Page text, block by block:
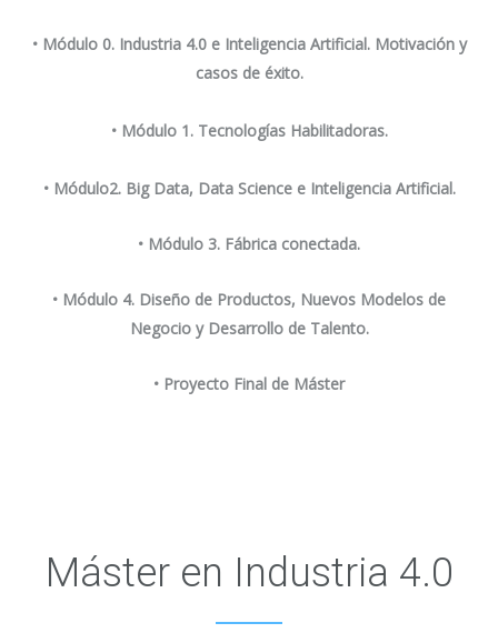
• Módulo 0. Industria 4.0 e Inteligencia Artificial. Motivación y
casos de éxito.
• Módulo 1. Tecnologías Habilitadoras.
• Módulo2. Big Data, Data Science e Inteligencia Artificial.
• Módulo 3. Fábrica conectada.
• Módulo 4. Diseño de Productos, Nuevos Modelos de
Negocio y Desarrollo de Talento.
• Proyecto Final de Máster
Máster en Industria 4.0